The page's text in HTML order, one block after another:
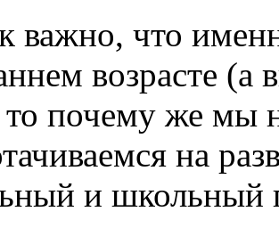
важно, что
возрасте (а
почему же мы
на
и школьный